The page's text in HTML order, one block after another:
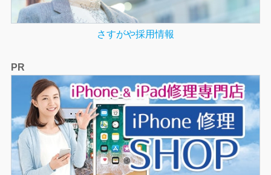
さすがや採用情報
PR